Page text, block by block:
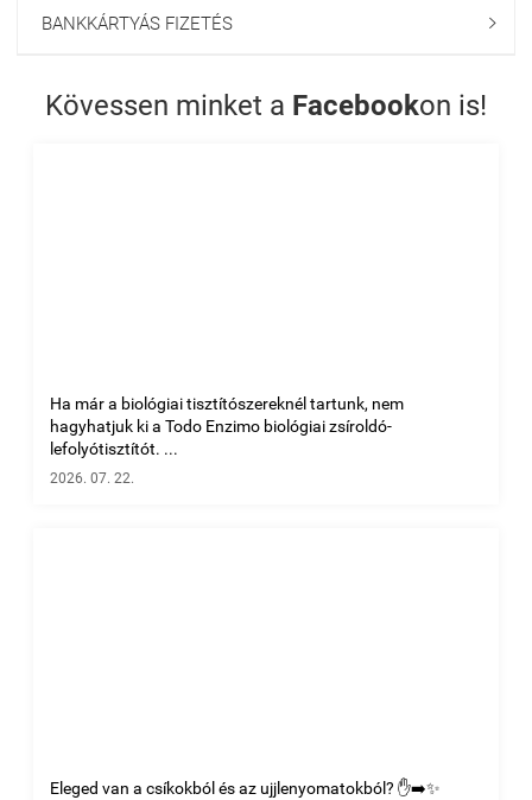
BANKKÁRTYÁS FIZETÉS 
Kövessen minket a Facebookon is!
Ha már a biológiai tisztítószereknél tartunk, nem
hagyhatjuk ki a Todo Enzimo biológiai zsíroldó-
lefolyótisztítót. ...
2026. 07. 22.
Eleged van a csíkokból és az ujjlenyomatokból? ✋➡️✨